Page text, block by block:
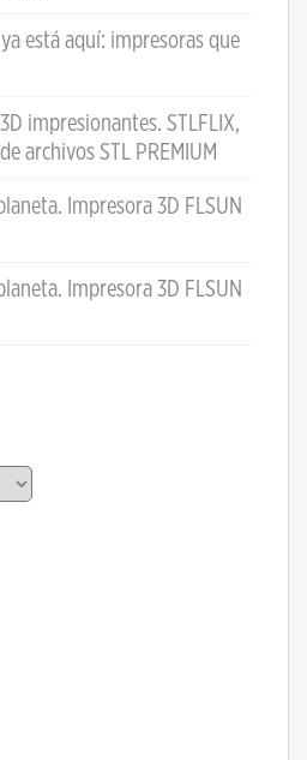
está aquí: impresoras que
impresionantes. STLFLIX,
archivos STL PREMIUM
Impresora 3D FLSUN
Impresora 3D FLSUN